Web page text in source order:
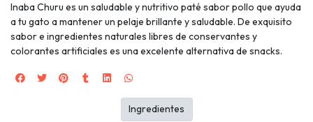
Inaba Churu es un saludable y nutritivo paté sabor pollo que ayuda
a tu gato a mantener un pelaje brillante y saludable. De exquisito
sabor e ingredientes naturales libres de conservantes y
colorantes artificiales es una excelente alternativa de snacks.
Ingredientes